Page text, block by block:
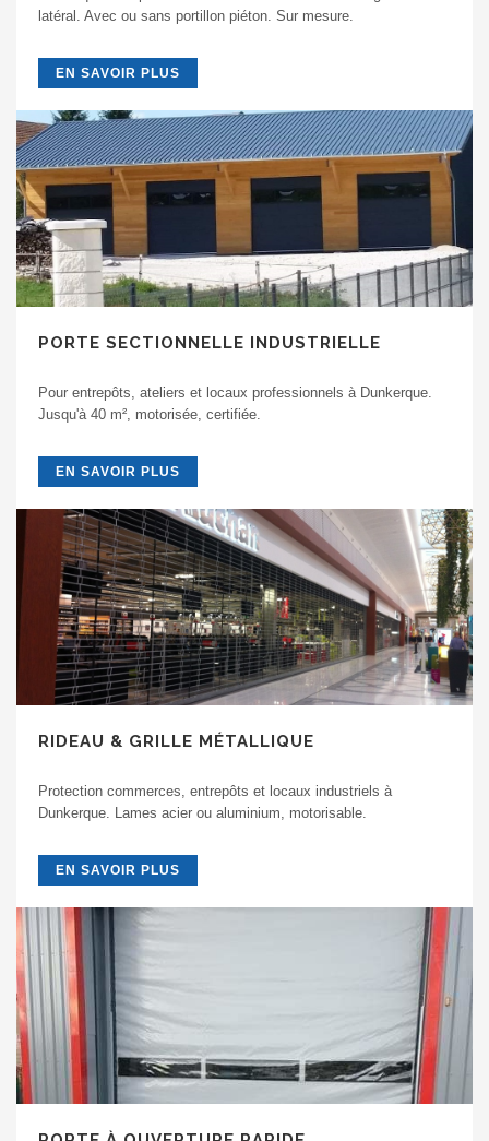
latéral. Avec ou sans portillon piéton. Sur mesure.
EN SAVOIR PLUS
PORTE SECTIONNELLE INDUSTRIELLE
Pour entrepôts, ateliers et locaux professionnels à Dunkerque.
Jusqu'à 40 m², motorisée, certifiée.
EN SAVOIR PLUS
RIDEAU & GRILLE MÉTALLIQUE
Protection commerces, entrepôts et locaux industriels à
Dunkerque. Lames acier ou aluminium, motorisable.
EN SAVOIR PLUS